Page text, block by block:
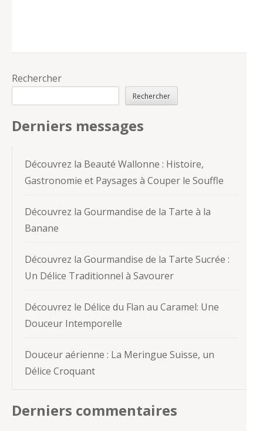
Rechercher
Rechercher
Derniers messages
Découvrez la Beauté Wallonne : Histoire,
Gastronomie et Paysages à Couper le Souffle
Découvrez la Gourmandise de la Tarte à la
Banane
Découvrez la Gourmandise de la Tarte Sucrée :
Un Délice Traditionnel à Savourer
Découvrez le Délice du Flan au Caramel: Une
Douceur Intemporelle
Douceur aérienne : La Meringue Suisse, un
Délice Croquant
Derniers commentaires